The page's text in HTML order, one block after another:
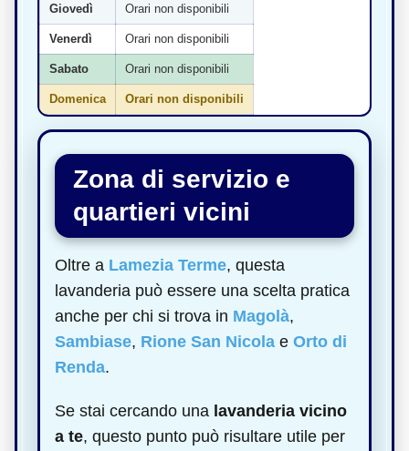
Giovedì Orari non disponibili
Venerdì Orari non disponibili
Sabato Orari non disponibili
Domenica Orari non disponibili
Zona di servizio e
quartieri vicini
Oltre a Lamezia Terme, questa
lavanderia può essere una scelta pratica
anche per chi si trova in Magolà,
Sambiase, Rione San Nicola e Orto di
Renda.
Se stai cercando una lavanderia vicino
a te, questo punto può risultare utile per